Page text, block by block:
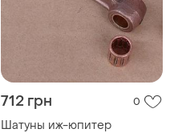
712 грн 0
Шатуны иж-юпитер